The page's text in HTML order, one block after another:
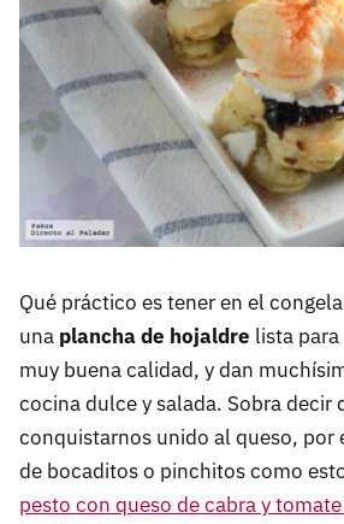
Qué práctico es tener en el
una plancha de hojaldre lista para
muy buena calidad, y dan
cocina dulce y salada. Sobra decir
conquistarnos unido al queso, por
de bocaditos o pinchitos como
pesto con queso de cabra y